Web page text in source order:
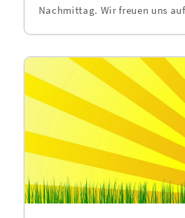
Nachmittag. Wir freuen uns